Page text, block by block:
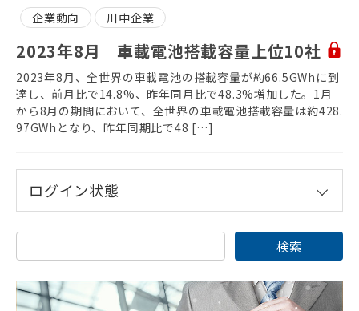
企業動向
川中企業
2023年8月 車載電池搭載容量上位10社
2023年8月、全世界の車載電池の搭載容量が約66.5GWhに到
達し、前月比で14.8%、昨年同月比で48.3%増加した。1月
から8月の期間において、全世界の車載電池搭載容量は約428.
97GWhとなり、昨年同期比で48 […]
ログイン状態